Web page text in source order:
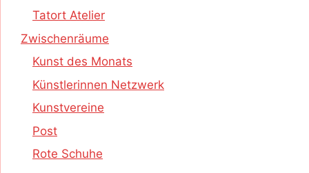
Tatort Atelier
Zwischenräume
Kunst des Monats
Künstlerinnen Netzwerk
Kunstvereine
Post
Rote Schuhe